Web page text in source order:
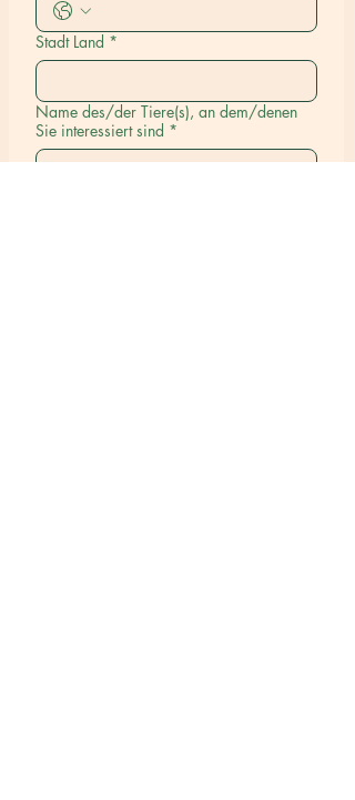
Stadt Land *
Name des/der Tiere(s), an dem/denen
Sie interessiert sind *